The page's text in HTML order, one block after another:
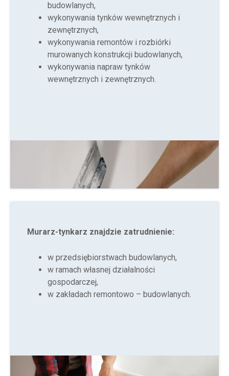
budowlanych,
wykonywania tynków wewnętrznych i
zewnętrznych,
wykonywania remontów i rozbiórki
murowanych konstrukcji budowlanych,
wykonywania napraw tynków
wewnętrznych i zewnętrznych.
Murarz-tynkarz znajdzie zatrudnienie:
w przedsiębiorstwach budowlanych,
w ramach własnej działalności
gospodarczej,
w zakładach remontowo – budowlanych.